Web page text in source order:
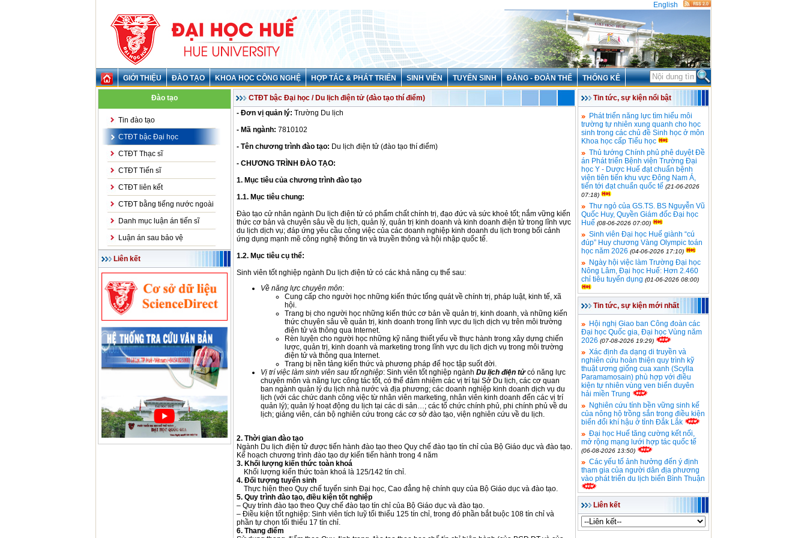
English
GIỚI THIỆU ĐÀO TẠO KHOA HỌC CÔNG NGHỆ HỢP TÁC & PHÁT TRIỂN SINH VIÊN TUYỂN SINH ĐẢNG - ĐOÀN THỂ THỐNG KÊ
Đào tạo
Tin đào tạo
CTĐT bậc Đại học
CTĐT Thạc sĩ
CTĐT Tiến sĩ
CTĐT liên kết
CTĐT bằng tiếng nước ngoài
Danh mục luận án tiến sĩ
Luận án sau bảo vệ
Liên kết
CTĐT bậc Đại học / Du lịch điện tử (đào tạo thí điểm)
- Đơn vị quản lý: Trường Du lịch
- Mã ngành: 7810102
- Tên chương trình đào tạo: Du lịch điện tử (đào tạo thí điểm)
- CHƯƠNG TRÌNH ĐÀO TẠO:
1. Mục tiêu của chương trình đào tạo
1.1. Mục tiêu chung:
Đào tạo cử nhân ngành Du lịch điện tử có phẩm chất chính trị, đạo đức và sức khoẻ tốt; nắm vững kiến
thức cơ bản và chuyên sâu về du lịch, quản lý, quản trị kinh doanh và kinh doanh điện tử trong lĩnh vực
du lịch dịch vụ; đáp ứng yêu cầu công việc của các doanh nghiệp kinh doanh du lịch trong bối cảnh
ứng dụng mạnh mẽ công nghệ thông tin và truyền thông và hội nhập quốc tế.
1.2. Mục tiêu cụ thể:
Sinh viên tốt nghiệp ngành Du lịch điện tử có các khả năng cụ thể sau:
Về năng lực chuyên môn:
Cung cấp cho người học những kiến thức tổng quát về chính trị, pháp luật, kinh tế, xã
hội.
Trang bị cho người học những kiến thức cơ bản về quản trị, kinh doanh, và những kiến
thức chuyên sâu về quản trị, kinh doanh trong lĩnh vực du lịch dịch vụ trên môi trường
điện tử và thông qua Internet.
Rèn luyện cho người học những kỹ năng thiết yếu về thực hành trong xây dựng chiến
lược, quản trị, kinh doanh và marketing trong lĩnh vực du lịch dịch vụ trong môi trường
điện tử và thông qua Internet.
Trang bị nền tảng kiến thức và phương pháp để học tập suốt đời.
Vị trí việc làm sinh viên sau tốt nghiệp: Sinh viên tốt nghiệp ngành Du lịch điện tửcó năng lực
chuyên môn và năng lực công tác tốt, có thể đảm nhiệm các vị trí tại Sở Du lịch, các cơ quan
ban ngành quản lý du lịch nhà nước và địa phương; các doanh nghiệp kinh doanh dịch vụ du
lịch (với các chức danh công việc từ nhân viên marketing, nhân viên kinh doanh đến các vị trí
quản lý); quản lý hoạt động du lịch tại các di sản…; các tổ chức chính phủ, phi chính phủ về du
lịch; giảng viên, cán bộ nghiên cứu trong các cơ sở đào tạo, viện nghiên cứu về du lịch.
2. Thời gian đào tạo
Ngành Du lịch điện tử được tiến hành đào tạo theo Quy chế đào tạo tín chỉ của Bộ Giáo dục và đào tạo.
Kế hoạch chương trình đào tạo dự kiến tiến hành trong 4 năm
3. Khối lượng kiến thức toàn khoá
Khối lượng kiến thức toàn khoá là 125/142 tín chỉ.
4. Đối tượng tuyển sinh
Thực hiện theo Quy chế tuyển sinh Đại học, Cao đẳng hệ chính quy của Bộ Giáo dục và đào tạo.
5. Quy trình đào tạo, điều kiện tốt nghiệp
– Quy trình đào tạo theo Quy chế đào tạo tín chỉ của Bộ Giáo dục và đào tạo.
– Điều kiện tốt nghiệp: Sinh viên tích luỹ tối thiểu 125 tín chỉ, trong đó phần bắt buộc 108 tín chỉ và
phần tự chọn tối thiểu 17 tín chỉ.
6. Thang điểm
Tin tức, sự kiện nổi bật
Phát triển năng lực tìm hiểu môi
trường tự nhiên xung quanh cho học
sinh trong các chủ đề Sinh học ở môn
Khoa học cấp Tiểu học
Thủ tướng Chính phủ phê duyệt Đề
án Phát triển Bệnh viện Trường Đại
học Y - Dược Huế đạt chuẩn bệnh
viện tiên tiến khu vực Đông Nam Á,
tiến tới đạt chuẩn quốc tế (21-06-2026
07:18)
Thư ngỏ của GS.TS. BS Nguyễn Vũ
Quốc Huy, Quyền Giám đốc Đại học
Huế (08-06-2026 07:00)
Sinh viên Đại học Huế giành “cú
đúp” Huy chương Vàng Olympic toán
học năm 2026 (04-06-2026 17:10)
Ngày hội việc làm Trường Đại học
Nông Lâm, Đại học Huế: Hơn 2.460
chỉ tiêu tuyển dụng (01-06-2026 08:00)
Tin tức, sự kiện mới nhất
Hội nghị Giao ban Công đoàn các
Đại học Quốc gia, Đại học Vùng năm
2026 (07-08-2026 19:29)
Xác định đa dạng di truyền và
nghiên cứu hoàn thiện quy trình kỹ
thuật ương giống cua xanh (Scylla
Paramamosain) phù hợp với điều
kiện tự nhiên vùng ven biển duyên
hải miền Trung
Nghiên cứu tính bền vững sinh kế
của nông hộ trồng sắn trong điều kiện
biến đổi khí hậu ở tỉnh Đắk Lắk
Đại học Huế tăng cường kết nối,
mở rộng mạng lưới hợp tác quốc tế
(06-08-2026 13:50)
Các yếu tố ảnh hưởng đến ý định
tham gia của người dân địa phương
vào phát triển du lịch biển Bình Thuận
Liên kết